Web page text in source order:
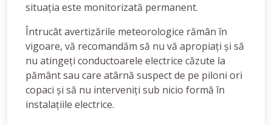
situația este monitorizată permanent.
Întrucât avertizările meteorologice rămân în
vigoare, vă recomandăm să nu vă apropiați și să
nu atingeți conductoarele electrice căzute la
pământ sau care atârnă suspect de pe piloni ori
copaci și să nu interveniți sub nicio formă în
instalațiile electrice.